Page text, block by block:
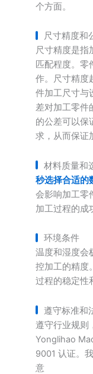
个方面。
尺寸精度和
尺寸精度是指
匹配程度。零
作。尺寸精度
件加工尺寸与
差对加工零件
的公差可以保
求，从而保证
材料质量和
秒选择合适的
会影响加工零
加工过程的成
环境条件
温度和湿度会
控加工的精度
过程的稳定性
遵守标准和
遵守行业规则
Yonglihao
9001 认证。
意